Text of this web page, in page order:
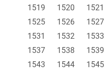
1519
1520 1521
1525
1526 1527
1531
1532 1533
1537
1538 1539
1543
1544 1545